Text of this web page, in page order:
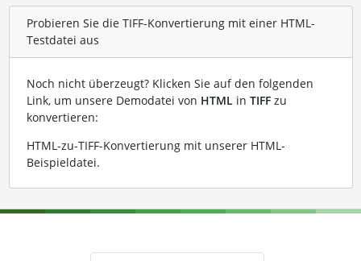
Probieren Sie die TIFF-Konvertierung mit einer HTML-
Testdatei aus
Noch nicht überzeugt? Klicken Sie auf den folgenden
Link, um unsere Demodatei von HTMLin TIFFzu
konvertieren:
HTML-zu-TIFF-Konvertierung mit unserer HTML-
Beispieldatei.